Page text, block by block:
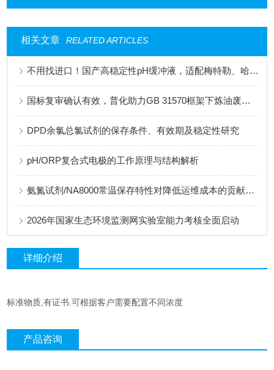
相关文章 RELATED ARTICLES
不用找进口！国产高稳定性pH缓冲液，适配梅特勒、哈希、雷磁全系设备
国标复审确认有效，普化助力GB 31570框架下炼油废水监测的合规性升级
DPD余氯总氯试剂的保存条件、有效期及稳定性研究
pH/ORP复合式电极的工作原理与结构解析
氨氮试剂/NA8000常温保存特性对降低运维成本的贡献分析
2026年国家生态环境监测网实验室能力考核全面启动
详细介绍
标准物质,有证书.可根据客户需要配置不同浓度
产品咨询